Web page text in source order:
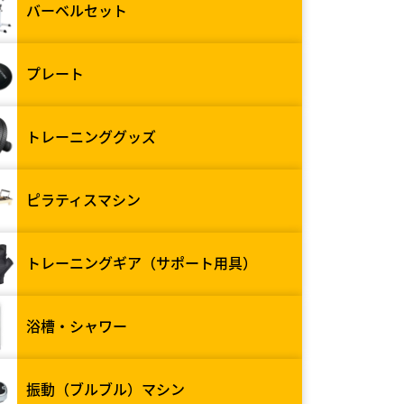
バーベルセット
プレート
トレーニンググッズ
ピラティスマシン
トレーニングギア（サポート用具）
浴槽・シャワー
振動（ブルブル）マシン